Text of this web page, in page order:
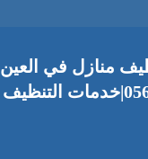
منازل في العين